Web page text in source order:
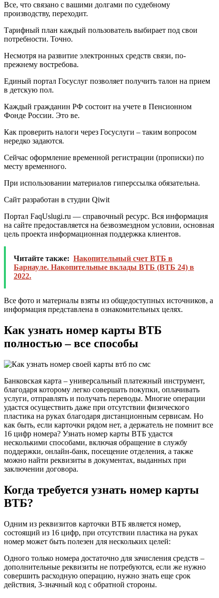
Все, что связано с вашими долгами по судебному
производству, переходит.
Тарифный план каждый пользователь выбирает под свои
потребности. Точно.
Несмотря на развитие электронных средств связи, по-
прежнему востребова.
Единый портал Госуслуг позволяет получить талон на прием
в детскую пол.
Каждый гражданин РФ состоит на учете в Пенсионном
Фонде России. Это ве.
Как проверить налоги через Госуслуги – таким вопросом
нередко задаются.
Сейчас оформление временной регистрации (прописки) по
месту временного.
При использовании материалов гиперссылка обязательна.
Сайт разработан в студии Qiwit
Портал FaqUslugi.ru — справочный ресурс. Вся информация
на сайте предоставляется на безвозмездном условии, основная
цель проекта информационная поддержка клиентов.
Читайте также: Накопительный счет ВТБ в
Барнауле. Накопительные вклады ВТБ (ВТБ 24) в
2022.
Все фото и материалы взяты из общедоступных источников, а
информация представлена в ознакомительных целях.
Как узнать номер карты ВТБ
полностью – все способы
Банковская карта – универсальный платежный инструмент,
благодаря которому легко совершать покупки, оплачивать
услуги, отправлять и получать переводы. Многие операции
удастся осуществить даже при отсутствии физического
пластика на руках благодаря дистанционным сервисам. Но
как быть, если карточки рядом нет, а держатель не помнит все
16 цифр номера? Узнать номер карты ВТБ удастся
несколькими способами, включая обращение в службу
поддержки, онлайн-банк, посещение отделения, а также
можно найти реквизиты в документах, выданных при
заключении договора.
Когда требуется узнать номер карты
ВТБ?
Одним из реквизитов карточки ВТБ является номер,
состоящий из 16 цифр, при отсутствии пластика на руках
номер может быть полезен для нескольких целей:
Одного только номера достаточно для зачисления средств –
дополнительные реквизиты не потребуются, если же нужно
совершить расходную операцию, нужно знать еще срок
действия, 3-значный код с обратной стороны.